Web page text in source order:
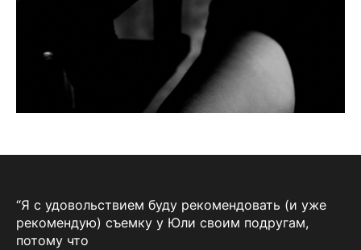
“Я с удовольствием буду рекомендовать (и уже
рекомендую) съемку у Юли своим подругам,
потому что